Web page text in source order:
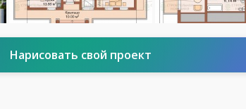
Нарисовать свой проект